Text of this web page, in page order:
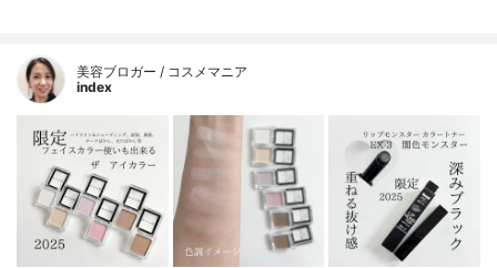
美容ブロガー / コスメマニア
index